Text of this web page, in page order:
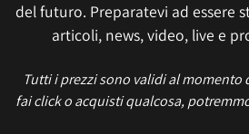
del futuro. Preparatevi ad essere
articoli, news, video, live e
Tutti i prezzi sono validi al momento
fai click o acquisti qualcosa,